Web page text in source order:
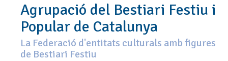
Agrupació del Bestiari Festiu i
Popular de Catalunya
La Federació d'entitats culturals amb figures
de Bestiari Festiu